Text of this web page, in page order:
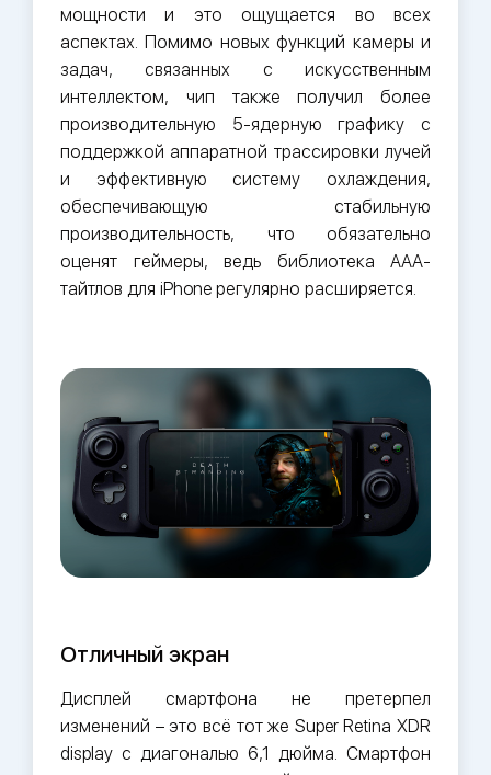
мощности и это ощущается во всех
аспектах. Помимо новых функций камеры и
задач, связанных с искусственным
интеллектом, чип также получил более
производительную 5-ядерную графику с
поддержкой аппаратной трассировки лучей
и эффективную систему охлаждения,
обеспечивающую стабильную
производительность, что обязательно
оценят геймеры, ведь библиотека ААА-
тайтлов для iPhone регулярно расширяется.
Отличный экран
Дисплей смартфона не претерпел
изменений – это всё тот же Super Retina XDR
display с диагональю 6,1 дюйма. Смартфон